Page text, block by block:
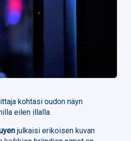
kohtasi oudon näyn
eilen illalla.
julkaisi erikoisen kuvan